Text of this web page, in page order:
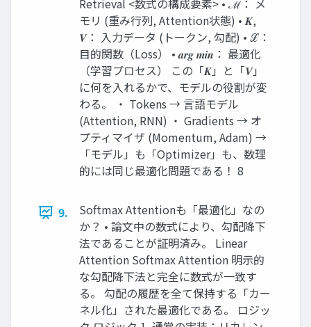
Retrieval <数式の構成要素> • ℳ： メ
モリ (重み行列, Attention状態) • 𝑲,
𝑽： 入力データ (トークン, 勾配) • ℒ：
目的関数（Loss） • 𝒂𝒓𝒈 𝒎𝒊𝒏： 最適化
（学習プロセス） この「𝑲」と「𝑽」
に何を入れるかで、モデルの役割が変
わる。 ・ Tokens → 言語モデル
(Attention, RNN) ・ Gradients → オ
プティマイザ (Momentum, Adam) →
「モデル」も「Optimizer」も、数理
的には同じ最適化問題である！ 8
9.
Softmax Attentionも「最適化」なの
か？ • 論文中の数式により、勾配降下
法であることが証明済み。 Linear
Attention Softmax Attention 明示的
な勾配降下法と完全に数式が一致す
る。 勾配の履歴を全て保持する「カー
ネル化」された最適化である。 ロジッ